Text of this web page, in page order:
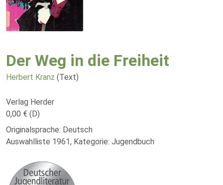
Der Weg in die Freiheit
Herbert Kranz (Text)
Verlag Herder
0,00 € (D)
Originalsprache: Deutsch
Auswahlliste 1961, Kategorie: Jugendbuch